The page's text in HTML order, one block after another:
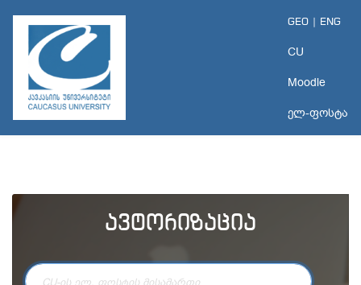
GEO | ENG
CU
Moodle
ელ-ფოსტა
ავტორიზაცია